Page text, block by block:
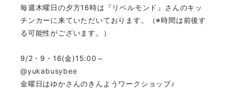
毎週木曜日の夕方16時は『リベルモンド』さんのキッ
チンカーに来ていただいております。（※時間は前後す
る可能性がございます。）
9/2・9・16(金)15:00～
@yukabusybee
金曜日はゆかさんのきんようワークショップ♪